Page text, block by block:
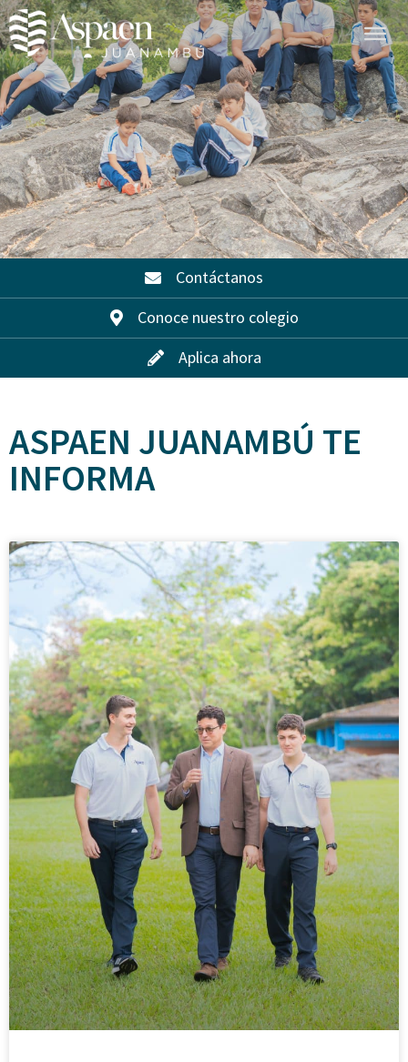
Contáctanos
Conoce nuestro colegio
Aplica ahora
ASPAEN JUANAMBÚ TE
INFORMA